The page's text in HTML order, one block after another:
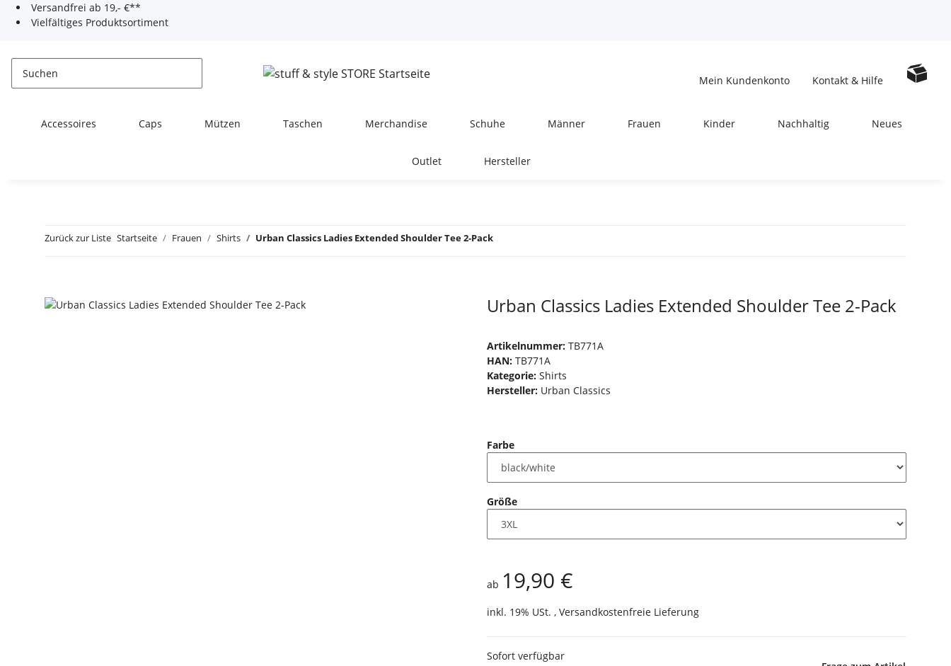
Versandfrei ab 19,- €**
Vielfältiges Produktsortiment
Mein Kundenkonto Kontakt & Hilfe
Accessoires Caps Mützen Taschen Merchandise Schuhe Männer Frauen Kinder Nachhaltig Neues
Outlet Hersteller
Zurück zur Liste Startseite Frauen Shirts Urban Classics Ladies Extended Shoulder Tee 2-Pack
Urban Classics Ladies Extended Shoulder Tee 2-Pack
Artikelnummer: TB771A
HAN: TB771A
Kategorie: Shirts
Hersteller: Urban Classics
Farbe
Größe
ab 19,90 €
inkl. 19% USt. , Versandkostenfreie Lieferung
Sofort verfügbar